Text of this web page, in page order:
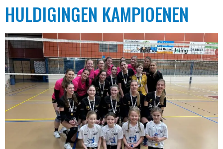
HULDIGINGEN KAMPIOENEN